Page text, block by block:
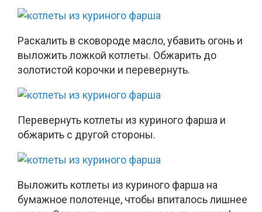
Раскалить в сковороде масло, убавить огонь и
выложить ложкой котлеты. Обжарить до
золотистой корочки и перевернуть.
Перевернуть котлеты из куриного фарша и
обжарить с другой стороны.
Выложить котлеты из куриного фарша на
бумажное полотенце, чтобы впиталось лишнее